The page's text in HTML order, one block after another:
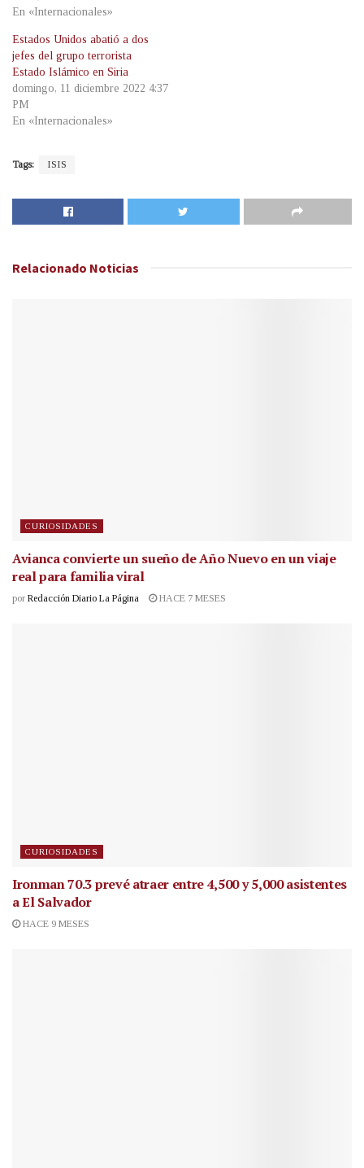
En «Internacionales»
Estados Unidos abatió a dos
jefes del grupo terrorista
Estado Islámico en Siria
domingo, 11 diciembre 2022 4:37
PM
En «Internacionales»
Tags: ISIS
Relacionado Noticias
CURIOSIDADES
Avianca convierte un sueño de Año Nuevo en un viaje
real para familia viral
por Redacción Diario La Página HACE 7 MESES
CURIOSIDADES
Ironman 70.3 prevé atraer entre 4,500 y 5,000 asistentes
a El Salvador
HACE 9 MESES